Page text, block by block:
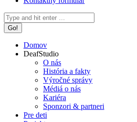
Search:
Domov
DeafStudio
O nás
História a fakty
Výročné správy
Médiá o nás
Kariéra
Sponzori & partneri
Pre deti